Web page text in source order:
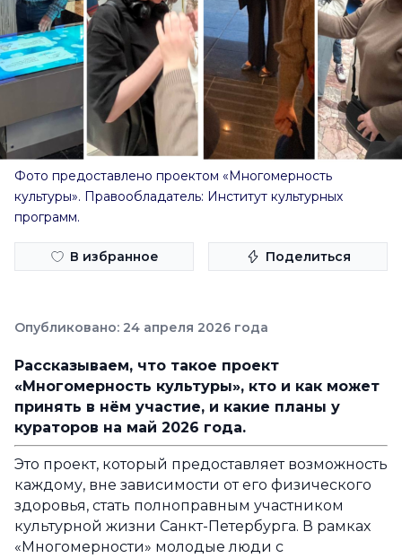
Фото предоставлено проектом «Многомерность
культуры». Правообладатель: Институт культурных
программ.
В избранное Поделиться
Опубликовано: 24 апреля 2026 года
Рассказываем, что такое проект
«Многомерность культуры», кто и как может
принять в нём участие, и какие планы у
кураторов на май 2026 года.
Это проект, который предоставляет возможность
каждому, вне зависимости от его физического
здоровья, стать полноправным участником
культурной жизни Санкт-Петербурга. В рамках
«Многомерности» молодые люди с